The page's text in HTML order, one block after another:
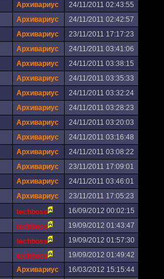
Архивариус
24/11/2011 02:43:55
Архивариус
24/11/2011 02:42:57
Архивариус
23/11/2011 17:17:23
Архивариус
24/11/2011 03:41:06
Архивариус
24/11/2011 03:38:15
Архивариус
24/11/2011 03:35:33
Архивариус
24/11/2011 03:32:24
Архивариус
24/11/2011 03:28:23
Архивариус
24/11/2011 03:20:03
Архивариус
24/11/2011 03:16:48
Архивариус
24/11/2011 03:08:22
Архивариус
23/11/2011 17:09:01
Архивариус
24/11/2011 03:46:01
Архивариус
23/11/2011 17:05:23
techboss
16/09/2012 00:02:15
techboss
19/09/2012 01:43:47
techboss
19/09/2012 01:57:30
techboss
19/09/2012 01:49:42
Архивариус 16/03/2012 15:15:44